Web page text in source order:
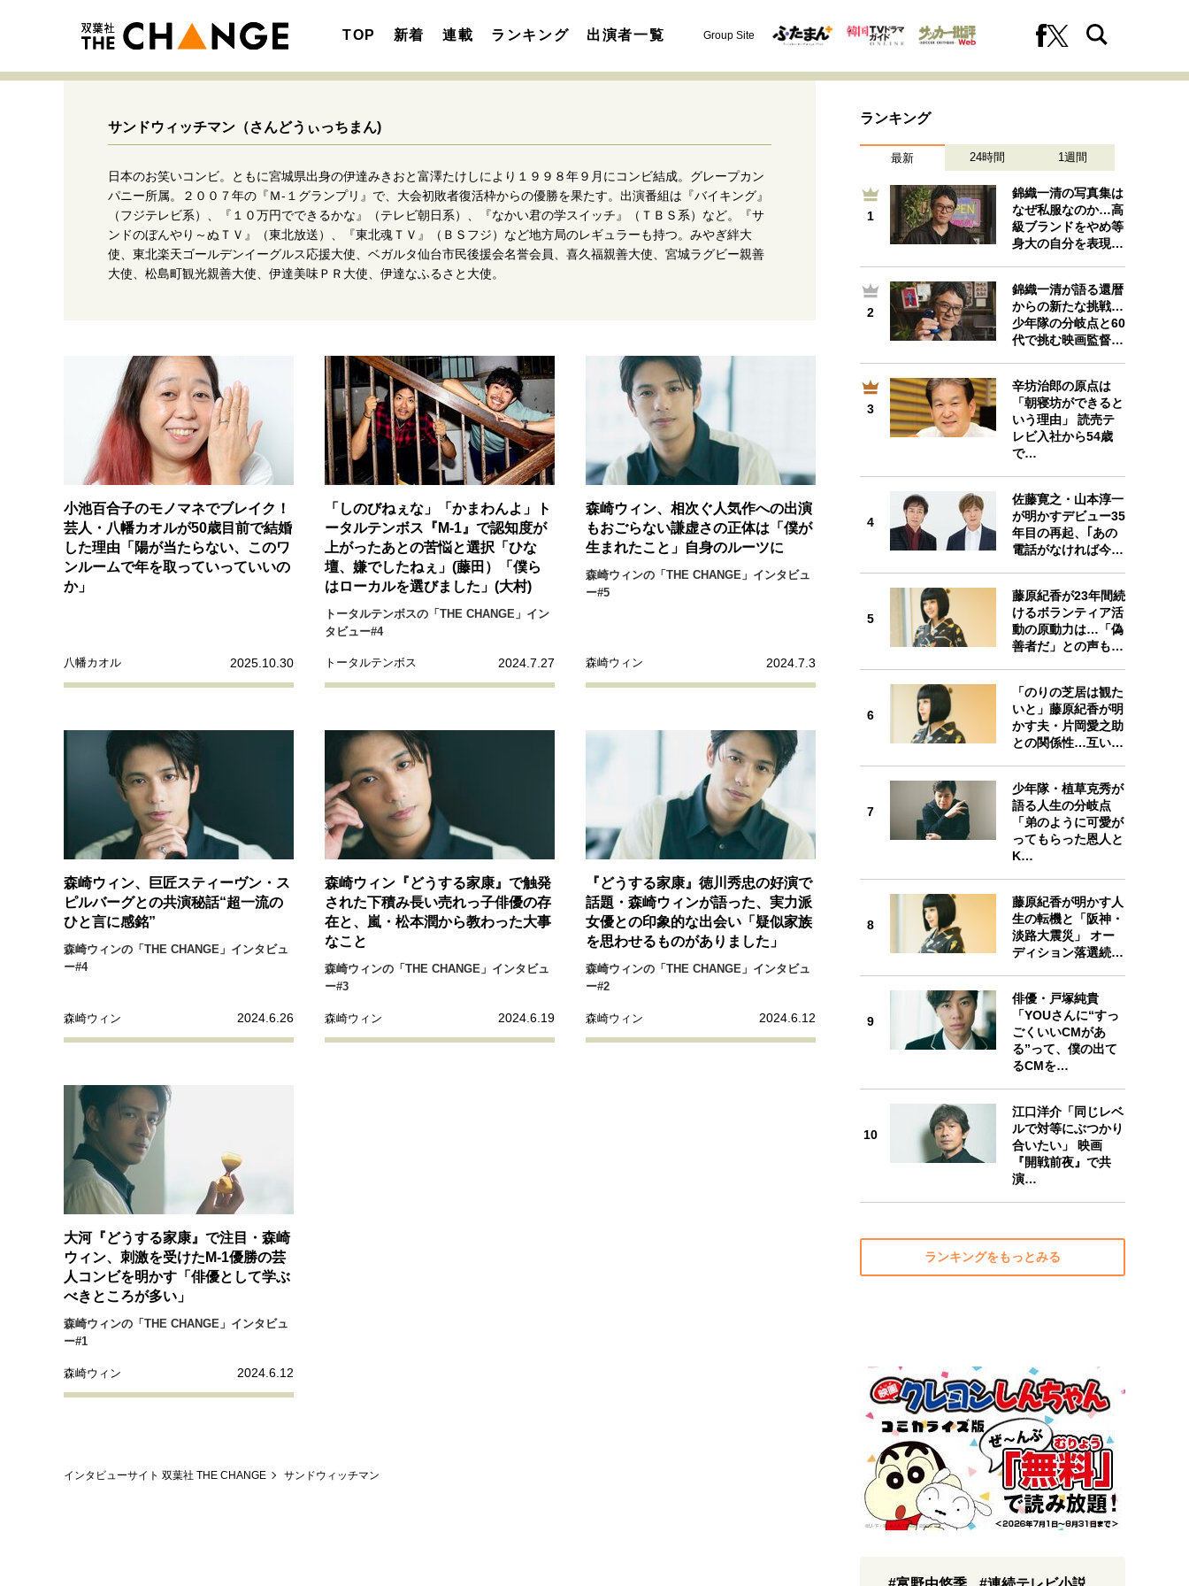
TOP 新着 連載 ランキング 出演者一覧 Group Site
SPECIAL 注目の記事テーマで探す
サイトの核・哲学 運命を変えた出会い 決断の裏側 挫折からの再起
プロフェッショナルの矜持
表現者の葛藤
人生が動いた日 10代の挫折と原点
ファーストキャリアを拓く
経営・ビジネス リーダーの流儀 変革の原動力 次世代へのバトン
マインドセット 重圧との向き合い方 一流のルーティン 20代の現在地
ライフスタイル・生き方 40代からの景色 50代のリアル 美しさの哲学 パートナーとの歩み方
親になるということ
病が教えてくれたこと
移住という選択 熱狂できるもの
私を彩るエッセンス
60代のネクストステージ 70代のグランドデザイン
サンドウィッチマン （さんどうぃっちまん)
日本のお笑いコンビ。ともに宮城県出身の伊達みきおと富澤たけしにより１９９８年９月にコンビ結成。グレープカン
パニー所属。２００７年の『Ｍ-１グランプリ』で、大会初敗者復活枠からの優勝を果たす。出演番組は『バイキング』
（フジテレビ系）、『１０万円でできるかな』（テレビ朝日系）、『なかい君の学スイッチ』（ＴＢＳ系）など。『サ
ンドのぼんやり～ぬＴＶ』（東北放送）、『東北魂ＴＶ』（ＢＳフジ）など地方局のレギュラーも持つ。みやぎ絆大
使、東北楽天ゴールデンイーグルス応援大使、ベガルタ仙台市民後援会名誉会員、喜久福親善大使、宮城ラグビー親善
大使、松島町観光親善大使、伊達美味ＰＲ大使、伊達なふるさと大使。
小池百合子のモノマネでブレイク！
芸人・八幡カオルが50歳目前で結婚
した理由「陽が当たらない、このワ
ンルームで年を取っていっていいの
か」
八幡カオル 2025.10.30
「しのびねぇな」「かまわんよ」ト
ータルテンボス『M-1』で認知度が
上がったあとの苦悩と選択「ひな
壇、嫌でしたねぇ」(藤田）「僕ら
はローカルを選びました」(大村)
トータルテンボスの「THE CHANGE」イン
タビュー#4
トータルテンボス 2024.7.27
森崎ウィン、相次ぐ人気作への出演
もおごらない謙虚さの正体は「僕が
生まれたこと」自身のルーツに
森崎ウィンの「THE CHANGE」インタビュ
ー#5
森崎ウィン 2024.7.3
森崎ウィン、巨匠スティーヴン・ス
ピルバーグとの共演秘話“超一流の
ひと言に感銘”
森崎ウィンの「THE CHANGE」インタビュ
ー#4
森崎ウィン 2024.6.26
森崎ウィン『どうする家康』で触発
された下積み長い売れっ子俳優の存
在と、嵐・松本潤から教わった大事
なこと
森崎ウィンの「THE CHANGE」インタビュ
ー#3
森崎ウィン 2024.6.19
『どうする家康』徳川秀忠の好演で
話題・森崎ウィンが語った、実力派
女優との印象的な出会い「疑似家族
を思わせるものがありました」
森崎ウィンの「THE CHANGE」インタビュ
ー#2
森崎ウィン 2024.6.12
大河『どうする家康』で注目・森崎
ウィン、刺激を受けたM-1優勝の芸
人コンビを明かす「俳優として学ぶ
べきところが多い」
森崎ウィンの「THE CHANGE」インタビュ
ー#1
森崎ウィン 2024.6.12
インタビューサイト 双葉社 THE CHANGE サンドウィッチマン
ランキング
最新 24時間 1週間
1
錦織一清の写真集は
なぜ私服なのか…高
級ブランドをやめ等
身大の自分を表現…
2
錦織一清が語る還暦
からの新たな挑戦…
少年隊の分岐点と60
代で挑む映画監督…
3
辛坊治郎の原点は
「朝寝坊ができると
いう理由」 読売テ
レビ入社から54歳
で…
4
佐藤寛之・山本淳一
が明かすデビュー35
年目の再起、｢あの
電話がなければ今…
5
藤原紀香が23年間続
けるボランティア活
動の原動力は…「偽
善者だ」との声も…
6
「のりの芝居は観た
いと」藤原紀香が明
かす夫・片岡愛之助
との関係性…互い…
7
少年隊・植草克秀が
語る人生の分岐点
「弟のように可愛が
ってもらった恩人と
K…
8
藤原紀香が明かす人
生の転機と「阪神・
淡路大震災」 オー
ディション落選続…
9
俳優・戸塚純貴
「YOUさんに“すっ
ごくいいCMがあ
る”って、僕の出て
るCMを…
10
江口洋介「同じレベ
ルで対等にぶつかり
合いたい」 映画
『開戦前夜』で共
演…
ランキングをもっとみる